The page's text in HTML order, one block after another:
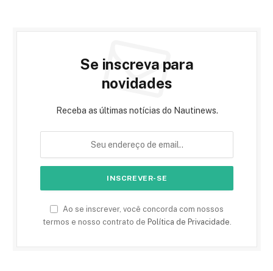
Se inscreva para
novidades
Receba as últimas notícias do Nautinews.
Ao se inscrever, você concorda com nossos
termos e nosso contrato de Política de Privacidade.